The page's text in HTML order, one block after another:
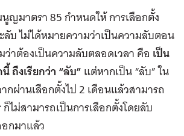
ญมาตรา 85 กำหนดให้ การเลือกตั้ง
ลับ ไม่ได้หมายความว่าเป็นความลับตอน
าต้องเป็นความลับตลอดเวลา คือ เป็น
ถึงเรียกว่า “ลับ”แต่หากเป็น “ลับ” ใน
กผ่านเลือกตั้งไป 2 เดือนแล้วสามารถ
ก็ไม่สามารถเป็นการเลือกตั้งโดยลับ
กมาแล้ว